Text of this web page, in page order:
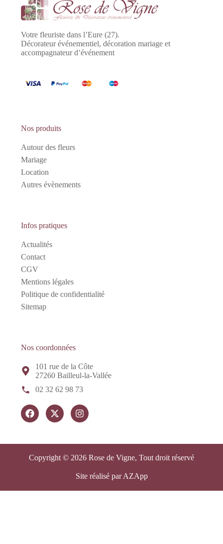
Votre fleuriste dans l’Eure (27).
Décorateur événementiel, décoration mariage et
accompagnateur d’événement
Nos produits
Autour des fleurs
Mariage
Location
Autres évènements
Infos pratiques
Actualités
Contact
CGV
Mentions légales
Politique de confidentialité
Sitemap
Nos coordonnées
101 rue de la Côte
27260 Bailleul-la-Vallée
02 32 62 98 73
Copyright © 2026 Rose de Vigne, Tout droit réservé
Site réalisé par AZApp